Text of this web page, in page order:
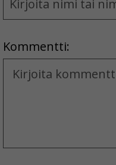
Kommentti:
Kommentti